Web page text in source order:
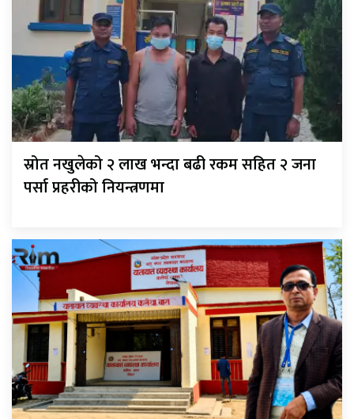
स्रोत नखुलेको २ लाख भन्दा बढी रकम सहित २ जना
पर्सा प्रहरीको नियन्त्रणमा